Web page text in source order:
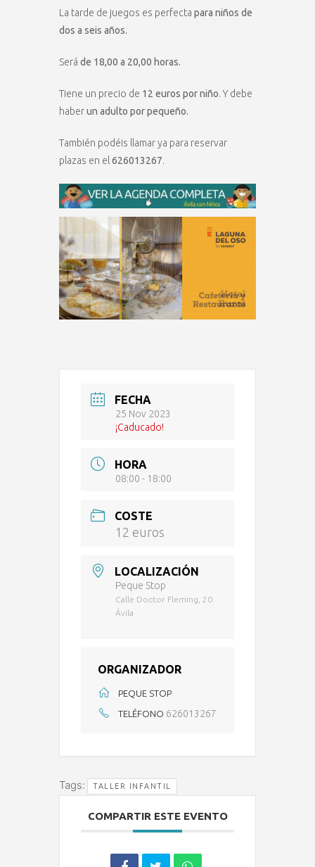
La tarde de juegos es perfecta para niños de
dos a seis años.
Será de 18,00 a 20,00 horas.
Tiene un precio de 12 euros por niño. Y debe
haberun adulto por pequeño.
También podéis llamar ya para reservar
plazas en el626013267.
FECHA
25 Nov 2023
¡Caducado!
HORA
08:00 - 18:00
COSTE
12 euros
LOCALIZACIÓN
Peque Stop
Calle Doctor Fleming, 20
Ávila
ORGANIZADOR
PEQUE STOP
TELÉFONO 626013267
Tags: TALLER INFANTIL
COMPARTIR ESTE EVENTO